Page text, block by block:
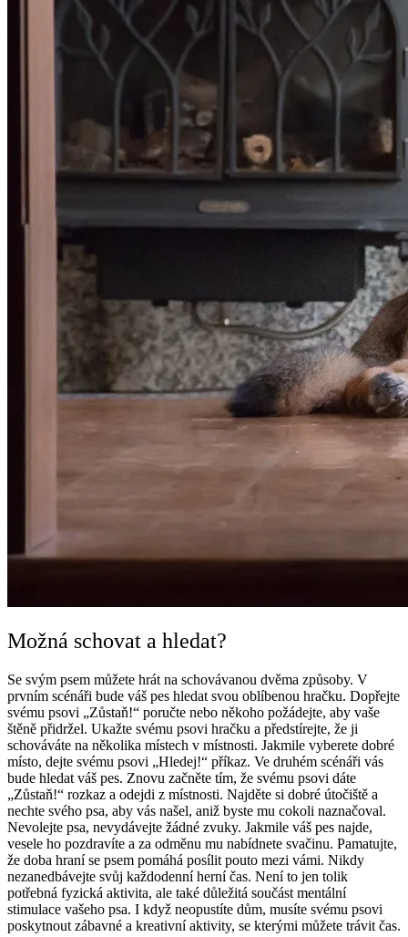
Možná schovat a hledat?
Se svým psem můžete hrát na schovávanou dvěma způsoby. V
prvním scénáři bude váš pes hledat svou oblíbenou hračku. Dopřejte
svému psovi „Zůstaň!“ poručte nebo někoho požádejte, aby vaše
štěně přidržel. Ukažte svému psovi hračku a předstírejte, že ji
schováváte na několika místech v místnosti. Jakmile vyberete dobré
místo, dejte svému psovi „Hledej!“ příkaz. Ve druhém scénáři vás
bude hledat váš pes. Znovu začněte tím, že svému psovi dáte
„Zůstaň!“ rozkaz a odejdi z místnosti. Najděte si dobré útočiště a
nechte svého psa, aby vás našel, aniž byste mu cokoli naznačoval.
Nevolejte psa, nevydávejte žádné zvuky. Jakmile váš pes najde,
vesele ho pozdravíte a za odměnu mu nabídnete svačinu. Pamatujte,
že doba hraní se psem pomáhá posílit pouto mezi vámi. Nikdy
nezanedbávejte svůj každodenní herní čas. Není to jen tolik
potřebná fyzická aktivita, ale také důležitá součást mentální
stimulace vašeho psa. I když neopustíte dům, musíte svému psovi
poskytnout zábavné a kreativní aktivity, se kterými můžete trávit čas.